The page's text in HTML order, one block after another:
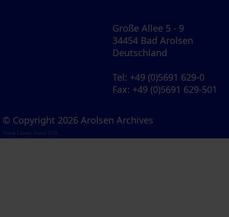
Große Allee 5 - 9
34454 Bad Arolsen
Deutschland
Tel: +49 (0)5691 629-0
Fax: +49 (0)5691 629-501
© Copyright 2026 Arolsen Archives
Visual Library Server 2026